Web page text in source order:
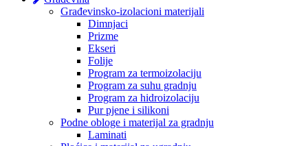
Građevinsko-izolacioni materijali
Dimnjaci
Prizme
Ekseri
Folije
Program za termoizolaciju
Program za suhu gradnju
Program za hidroizolaciju
Pur pjene i silikoni
Podne obloge i materijal za gradnju
Laminati